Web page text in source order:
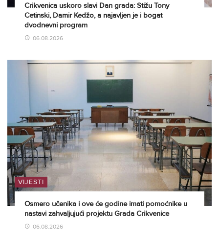
Crikvenica uskoro slavi Dan grada: Stižu Tony
Cetinski, Damir Kedžo, a najavljen je i bogat
dvodnevni program
06.08.2026
VIJESTI
Osmero učenika i ove će godine imati pomoćnike u
nastavi zahvaljujući projektu Grada Crikvenice
06.08.2026